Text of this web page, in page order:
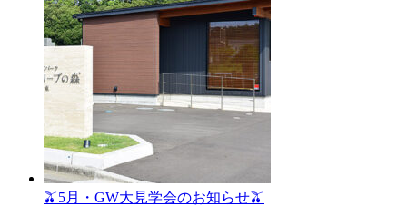
🫒5月・GW大見学会のお知らせ🫒